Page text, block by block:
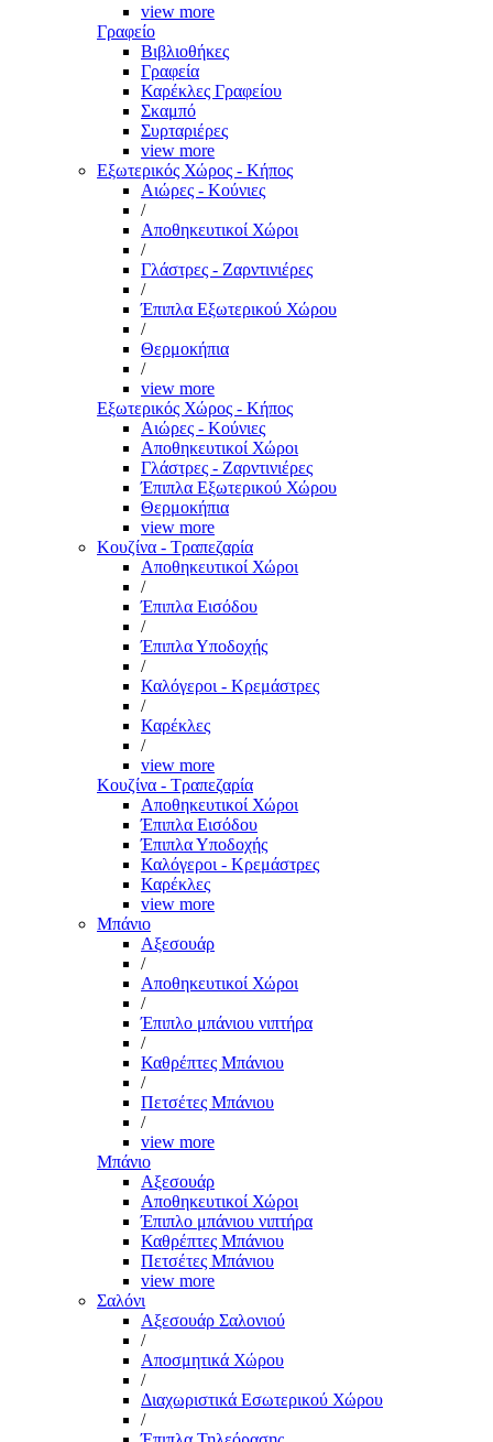
view more
Γραφείο
Βιβλιοθήκες
Γραφεία
Καρέκλες Γραφείου
Σκαμπό
Συρταριέρες
view more
Εξωτερικός Χώρος - Κήπος
Αιώρες - Κούνιες
/
Αποθηκευτικοί Χώροι
/
Γλάστρες - Ζαρντινιέρες
/
Έπιπλα Εξωτερικού Χώρου
/
Θερμοκήπια
/
view more
Εξωτερικός Χώρος - Κήπος
Αιώρες - Κούνιες
Αποθηκευτικοί Χώροι
Γλάστρες - Ζαρντινιέρες
Έπιπλα Εξωτερικού Χώρου
Θερμοκήπια
view more
Κουζίνα - Τραπεζαρία
Αποθηκευτικοί Χώροι
/
Έπιπλα Εισόδου
/
Έπιπλα Υποδοχής
/
Καλόγεροι - Κρεμάστρες
/
Καρέκλες
/
view more
Κουζίνα - Τραπεζαρία
Αποθηκευτικοί Χώροι
Έπιπλα Εισόδου
Έπιπλα Υποδοχής
Καλόγεροι - Κρεμάστρες
Καρέκλες
view more
Μπάνιο
Αξεσουάρ
/
Αποθηκευτικοί Χώροι
/
Έπιπλο μπάνιου νιπτήρα
/
Καθρέπτες Μπάνιου
/
Πετσέτες Μπάνιου
/
view more
Μπάνιο
Αξεσουάρ
Αποθηκευτικοί Χώροι
Έπιπλο μπάνιου νιπτήρα
Καθρέπτες Μπάνιου
Πετσέτες Μπάνιου
view more
Σαλόνι
Αξεσουάρ Σαλονιού
/
Αποσμητικά Χώρου
/
Διαχωριστικά Εσωτερικού Χώρου
/